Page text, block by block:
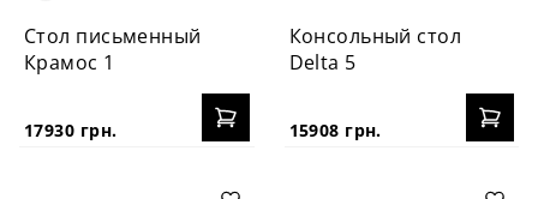
Стол письменный
Крамос 1
17930 грн.
Консольный стол
Delta 5
15908 грн.